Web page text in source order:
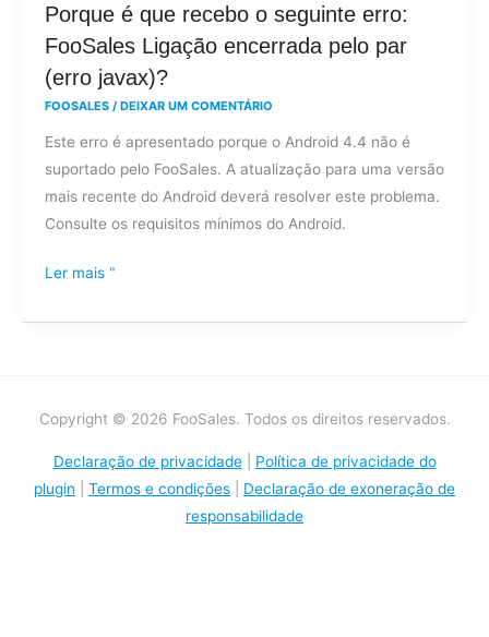
Porque é que recebo o seguinte erro:
FooSales Ligação encerrada pelo par
(erro javax)?
FOOSALES / DEIXAR UM COMENTÁRIO
Este erro é apresentado porque o Android 4.4 não é
suportado pelo FooSales. A atualização para uma versão
mais recente do Android deverá resolver este problema.
Consulte os requisitos mínimos do Android.
Porque
é
que
recebo
seguinte
erro:
FooSales
Ligação
pelo
Ler mais "
Copyright © 2026 FooSales. Todos os direitos reservados.
Declaração de privacidade| Política de privacidade do
plugin
Termos e condições
Declaração de exoneração de
responsabilidade